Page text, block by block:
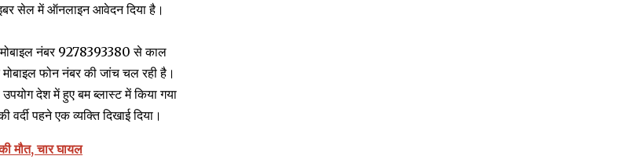
सेल में ऑनलाइन आवेदन दिया है।
नंबर 9278393380 से काल
फोन नंबर की जांच चल रही है।
देश में हुए बम ब्लास्ट में किया गया
पहने एक व्यक्ति दिखाई दिया।
मौत, चार घायल